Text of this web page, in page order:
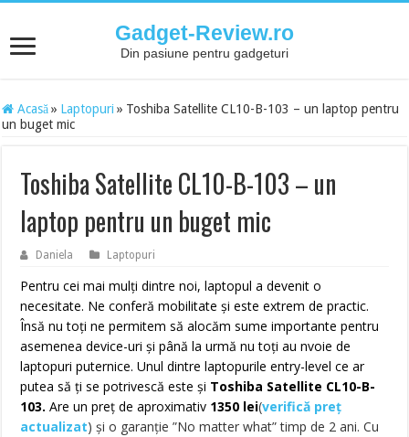
Gadget-Review.ro
Din pasiune pentru gadgeturi
Acasă » Laptopuri » Toshiba Satellite CL10-B-103 – un laptop pentru
un buget mic
Toshiba Satellite CL10-B-103 – un
laptop pentru un buget mic
Daniela Laptopuri
Pentru cei mai mulți dintre noi, laptopul a devenit o
necesitate. Ne conferă mobilitate și este extrem de practic.
Însă nu toți ne permitem să alocăm sume importante pentru
asemenea device-uri și până la urmă nu toți au nvoie de
laptopuri puternice. Unul dintre laptopurile entry-level ce ar
putea să ți se potrivescă este și Toshiba Satellite CL10-B-
103. Are un preț de aproximativ 1350 lei(verifică preț
actualizat)și o garanție ”No matter what” timp de 2 ani. Cu